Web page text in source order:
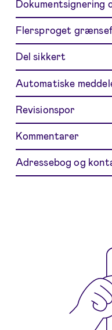
Dokumentsignering
Flersproget
Del sikkert
Automatiske
Revisionspor
Kommentarer
Adressebog og